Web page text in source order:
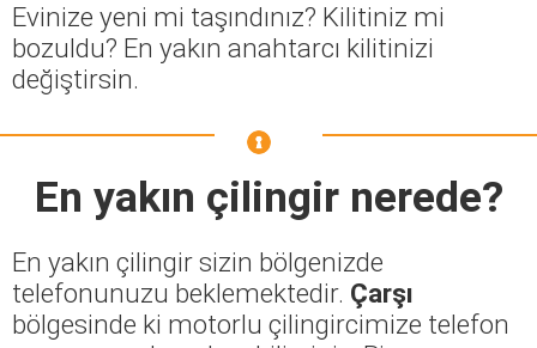
Evinize yeni mi taşındınız? Kilitiniz mi
bozuldu? En yakın anahtarcı kilitinizi
değiştirsin.
En yakın çilingir nerede?
En yakın çilingir sizin bölgenizde
telefonunuzu beklemektedir. Çarşı
bölgesinde ki motorlu çilingircimize telefon